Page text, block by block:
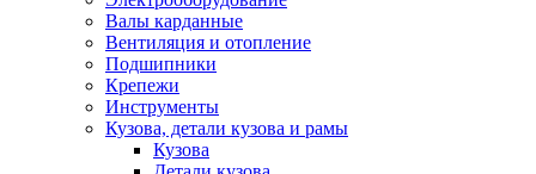
Валы карданные
Вентиляция и отопление
Подшипники
Крепежи
Инструменты
Кузова, детали кузова и рамы
Кузова